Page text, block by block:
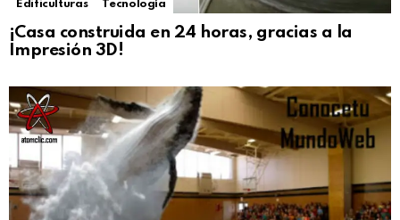
Edificulturas Tecnología
¡Casa construida en 24 horas, gracias a la
Impresión 3D!